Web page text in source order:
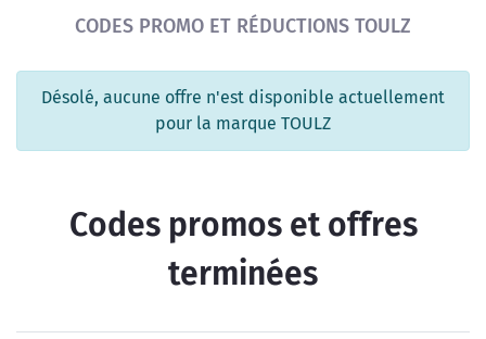
CODES PROMO ET RÉDUCTIONS TOULZ
Désolé, aucune offre n'est disponible actuellement
pour la marque TOULZ
Codes promos et offres
terminées